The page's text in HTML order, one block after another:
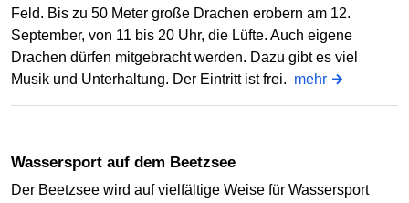
Feld. Bis zu 50 Meter große Drachen erobern am 12.
September, von 11 bis 20 Uhr, die Lüfte. Auch eigene
Drachen dürfen mitgebracht werden. Dazu gibt es viel
Musik und Unterhaltung. Der Eintritt ist frei. mehr
Wassersport auf dem Beetzsee
Der Beetzsee wird auf vielfältige Weise für Wassersport